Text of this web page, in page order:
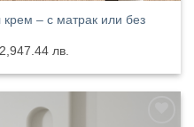
– с матрак или без
лв.